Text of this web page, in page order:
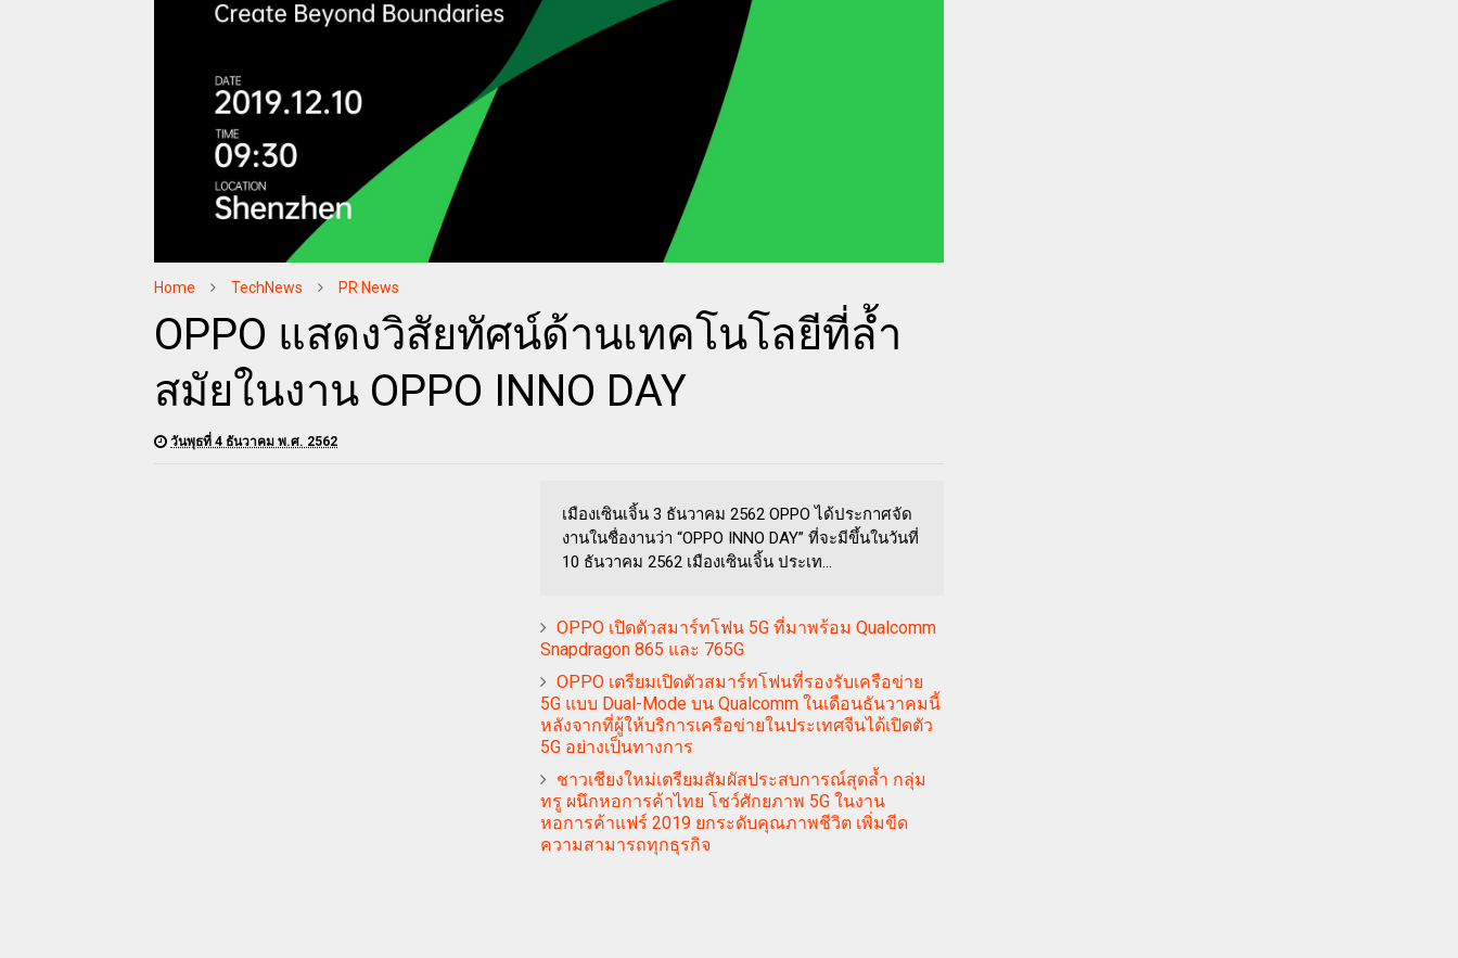
Home TechNews PR News
OPPO แสดงวิสัยทัศน์ด้านเทคโนโลยีที่ล้ำ
สมัยในงาน OPPO INNO DAY
วันพุธที่ 4 ธันวาคม พ.ศ. 2562
เมืองเซินเจิ้น 3 ธันวาคม 2562 OPPO ได้ประกาศจัด
งานในชื่องานว่า “OPPO INNO DAY” ที่จะมีขึ้นในวันที่
10 ธันวาคม 2562 เมืองเซินเจิ้น ประเท...
OPPO เปิดตัวสมาร์ทโฟน 5G ที่มาพร้อม Qualcomm
Snapdragon 865 และ 765G
OPPO เตรียมเปิดตัวสมาร์ทโฟนที่รองรับเครือข่าย
5G แบบ Dual-Mode บน Qualcomm ในเดือนธันวาคมนี้
หลังจากที่ผู้ให้บริการเครือข่ายในประเทศจีนได้เปิดตัว
5G อย่างเป็นทางการ
ชาวเชียงใหม่เตรียมสัมผัสประสบการณ์สุดล้ำ กลุ่ม
ทรู ผนึกหอการค้าไทย โชว์ศักยภาพ 5G ในงาน
หอการค้าแฟร์ 2019 ยกระดับคุณภาพชีวิต เพิ่มขีด
ความสามารถทุกธุรกิจ